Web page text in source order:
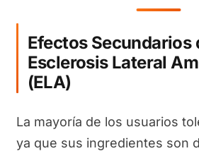
Efectos Secundarios
Esclerosis Lateral
(ELA)
La mayoría de los usuarios
ya que sus ingredientes son